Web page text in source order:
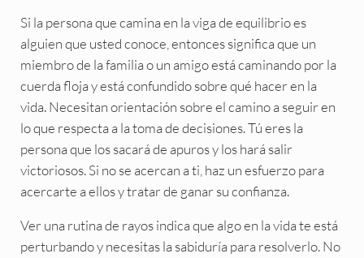
Si la persona que camina en la viga de equilibrio es
alguien que usted conoce, entonces significa que un
miembro de la familia o un amigo está caminando por la
cuerda floja y está confundido sobre qué hacer en la
vida. Necesitan orientación sobre el camino a seguir en
lo que respecta a la toma de decisiones. Tú eres la
persona que los sacará de apuros y los hará salir
victoriosos. Si no se acercan a ti, haz un esfuerzo para
acercarte a ellos y tratar de ganar su confianza.
Ver una rutina de rayos indica que algo en la vida te está
perturbando y necesitas la sabiduría para resolverlo. No